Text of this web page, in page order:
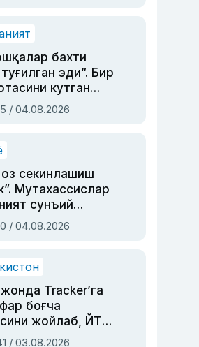
бахти
эди”. Бир
кутган
ва дубльяж
Римма
тўла ҳаёти
/ 04.08.2026
оз секинлашиш
Мутахассислар
сунъий
бошқара
қолишидан
/ 04.08.2026
Tracker’га
боғча
жойлаб, ЙТҲ
этган аёлга суд
/ 03.08.2026